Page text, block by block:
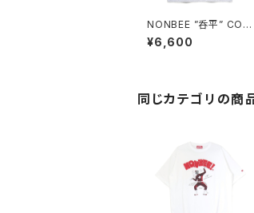
NONBEE ”呑平” COL
LEGE TEE2 ash-gre
y
¥6,600
同じカテゴリの商